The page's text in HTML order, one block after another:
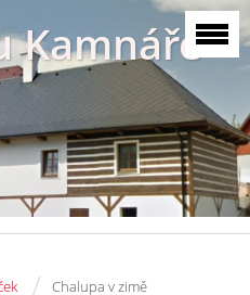
Kamnáře
/ Chalupa v zimě